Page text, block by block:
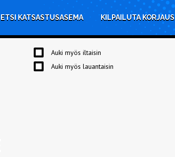
ETSI KATSASTUSASEMA KILPAILUTA KORJAUS
Auki myös iltaisin
Auki myös lauantaisin